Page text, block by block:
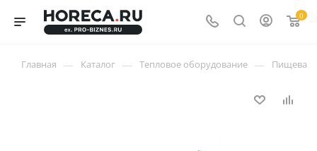
0
Главная — Каталог — Тепловое оборудование —